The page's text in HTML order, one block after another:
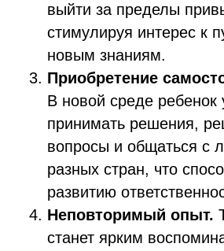
выйти за пределы
стимулируя интерес к
новым знаниям.
Приобретение
В новой среде ребенок
принимать решения,
вопросы и общаться с
разных стран, что
развитию
Неповторимый опыт.
станет ярким